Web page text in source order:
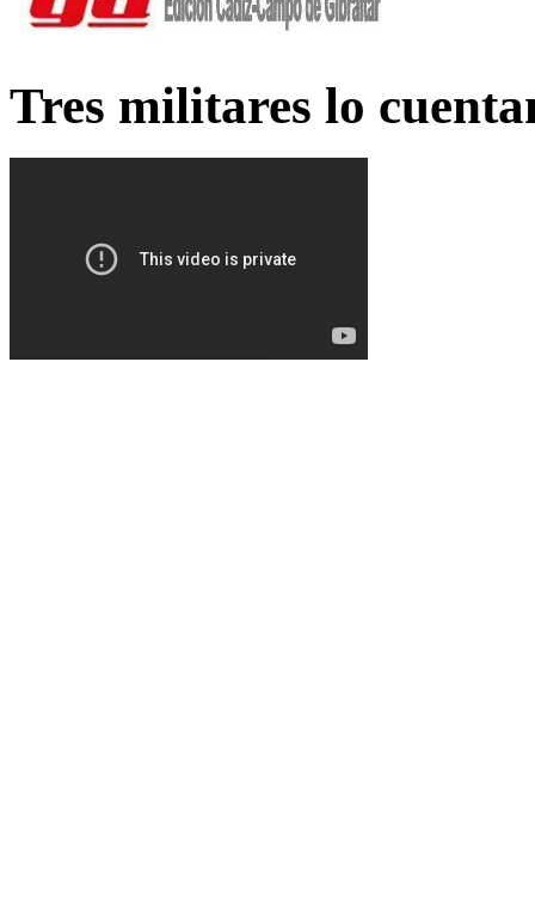
Tres militares lo